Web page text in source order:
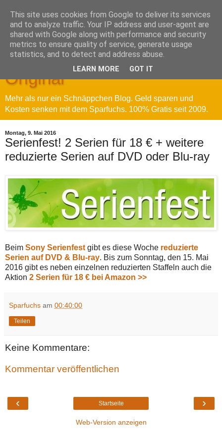
Sparfuchs' Blog - Das
Original
Mehr als nur ein Schnäppchen Blog. Geld sparen und
Kosten senken mit dem Sparfuchs. 100% Gratis seit 2009.
Montag, 9. Mai 2016
Serienfest! 2 Serien für 18 € + weitere
reduzierte Serien auf DVD oder Blu-ray
Beim Sony Serienfest gibt es diese Woche reduzierte
Serien auf DVD & Blu-ray. Bis zum Sonntag, den 15. Mai
2016 gibt es neben einzelnen reduzierten Staffeln auch die
Aktion 2 Serien für 18 € bei Amazon >>
Sparfuchs am 00:40:00
Teilen
Keine Kommentare:
Kommentar veröffentlichen
‹ ›
Startseite
Web-Version anzeigen
This site uses cookies from Google to deliver its services
and to analyze traffic. Your IP address and user-agent are
shared with Google along with performance and security
metrics to ensure quality of service, generate usage
statistics, and to detect and address abuse.
LEARN MORE GOT IT